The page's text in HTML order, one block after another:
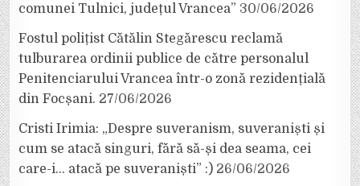
comunei Tulnici, județul Vrancea” 30/06/2026
Fostul polițist Cătălin Stegărescu reclamă
tulburarea ordinii publice de către personalul
Penitenciarului Vrancea într-o zonă rezidențială
din Focșani. 27/06/2026
Cristi Irimia: „Despre suveranism, suveraniști și
cum se atacă singuri, fără să-și dea seama, cei
care-i… atacă pe suveraniști” :) 26/06/2026